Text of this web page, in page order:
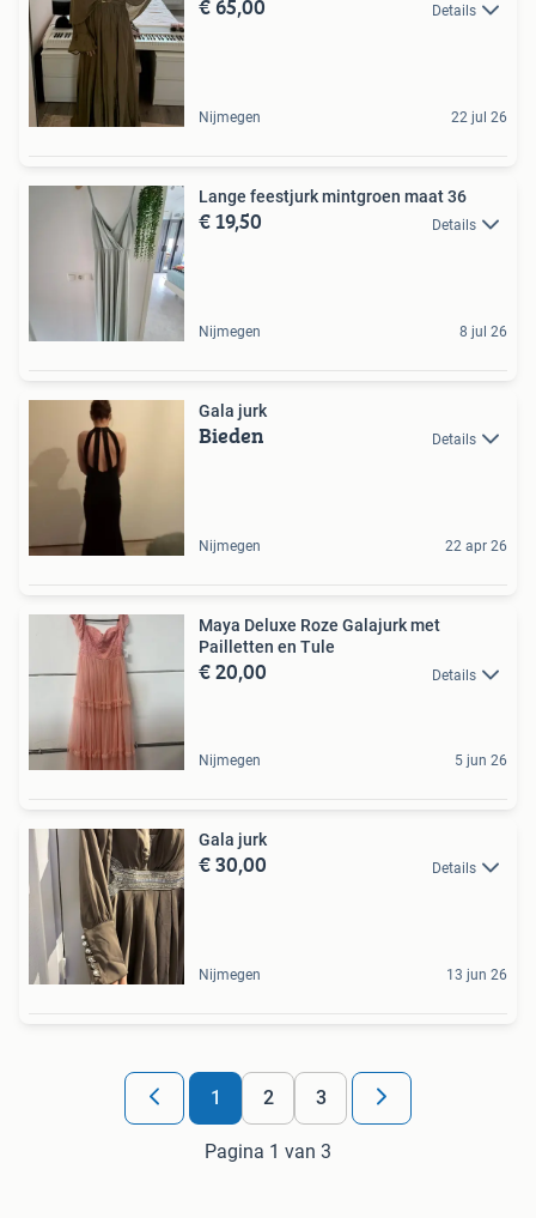
€ 65,00 Details
Nijmegen 22 jul 26
Lange feestjurk mintgroen maat 36
€ 19,50 Details
Nijmegen 8 jul 26
Gala jurk
Bieden Details
Nijmegen 22 apr 26
Maya Deluxe Roze Galajurk met
Pailletten en Tule
€ 20,00 Details
Nijmegen 5 jun 26
Gala jurk
€ 30,00 Details
Nijmegen 13 jun 26
1 2 3
Pagina 1 van 3